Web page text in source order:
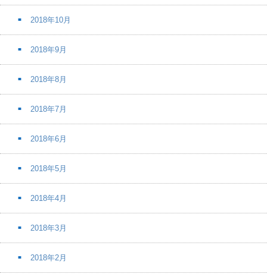
2018年10月
2018年9月
2018年8月
2018年7月
2018年6月
2018年5月
2018年4月
2018年3月
2018年2月